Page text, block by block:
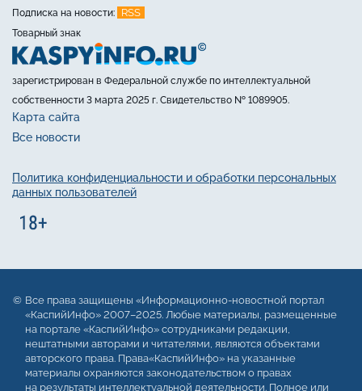
Подписка на новости:
RSS
Товарный знак
зарегистрирован в Федеральной службе по интеллектуальной
собственности 3 марта 2025 г. Свидетельство № 1089905.
Карта сайта
Все новости
Политика конфиденциальности и обработки персональных
данных пользователей
Все права защищены «Информационно-новостной портал
«КаспийИнфо» 2007–2025. Любые материалы, размещенные
на портале «КаспийИнфо» сотрудниками редакции,
нештатными авторами и читателями, являются объектами
авторского права. Права«КаспийИнфо» на указанные
материалы охраняются законодательством о правах
на результаты интеллектуальной деятельности. Полное или